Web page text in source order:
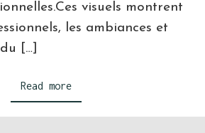
visuels montrent
les ambiances et
[…]
Read more